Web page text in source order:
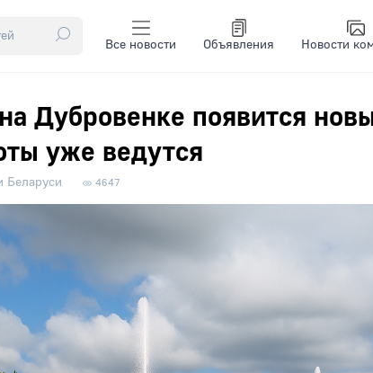
Все новости Объявления Новости
Дубровенке появится
уже ведутся
Беларуси 4647